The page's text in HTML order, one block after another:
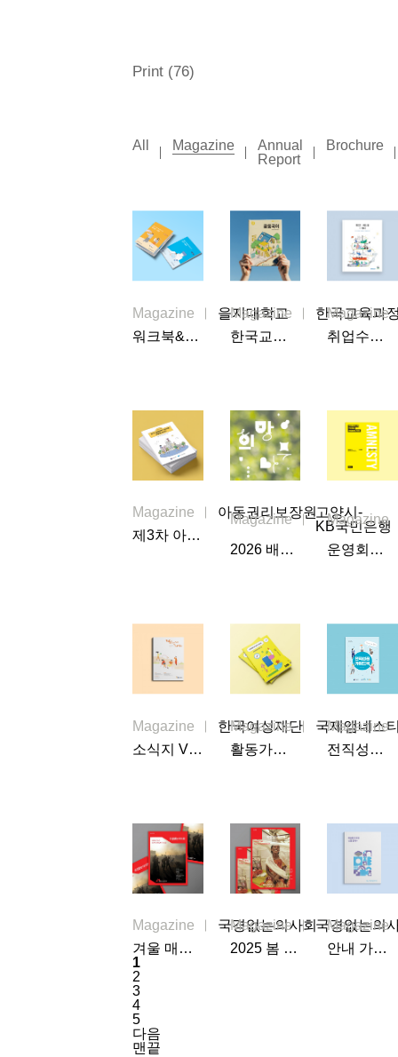
Print (76)
All Magazine
Annual
Report
Brochure
Magazine
을지대학교
워크북&매뉴얼북
Magazine
한국교육과
한국교육과정 평가원 자료집
Magazine
취업수기책자
Magazine
아동권리보장원
제3차 아동정책기본계획 아동용 안내서
Magazine
고양시-
KB국민은행
2026 배움누리 소식지
Magazine
운영회원가이드북
Magazine
한국여성재단
소식지 VOL.158
Magazine
국제앰네스
활동가이드북
Magazine
전직성공가이드북
Magazine
국경없는의사회
겨울 매거진
Magazine
국경없는의
2025 봄 매거진
Magazine
안내 가이드북
1
2
3
4
5
다음
맨끝